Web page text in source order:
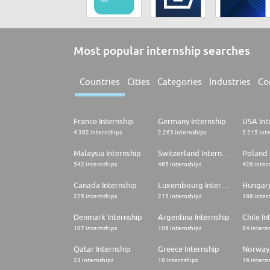
Most popular internship searches
Countries Cities Categories Industries
France Internship
4.382 internships
Germany Internship
2.263 internships
USA
2.215
Malaysia Internship
542 internships 465 internships
Poland
428
Canada Internship
225 internships 215 internships 186
Denmark Internship
107 internships
Argentina Internship
106 internships
Chile
84
Qatar Internship
23 internships
Greece Internship
18 internships 16